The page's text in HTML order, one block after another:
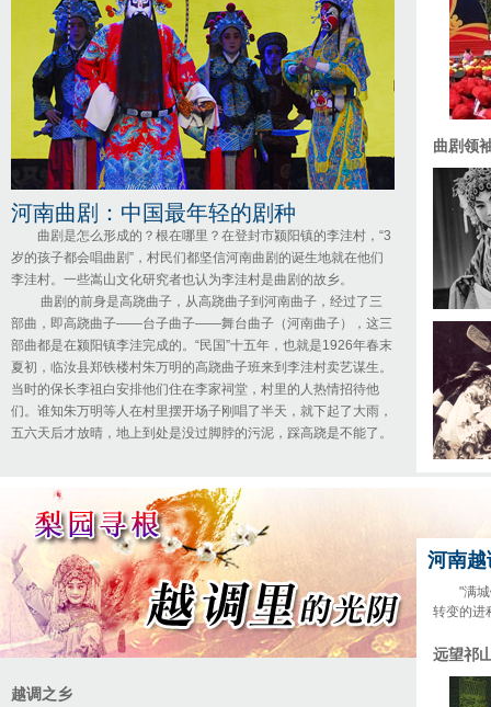
河南曲剧：中国最年轻的剧种
曲剧是怎么形成的？根在哪里？在登封市颍阳镇的李洼村，“3
岁的孩子都会唱曲剧”，村民们都坚信河南曲剧的诞生地就在他们
李洼村。一些嵩山文化研究者也认为李洼村是曲剧的故乡。
曲剧的前身是高跷曲子，从高跷曲子到河南曲子，经过了三
部曲，即高跷曲子——台子曲子——舞台曲子（河南曲子），这三
部曲都是在颍阳镇李洼完成的。“民国”十五年，也就是1926年春末
夏初，临汝县郑铁楼村朱万明的高跷曲子班来到李洼村卖艺谋生。
当时的保长李祖白安排他们住在李家祠堂，村里的人热情招待他
们。谁知朱万明等人在村里摆开场子刚唱了半天，就下起了大雨，
五六天后才放晴，地上到处是没过脚脖的污泥，踩高跷是不能了。
曲剧领
越调之乡
河南
"满
转变的进
远望祁